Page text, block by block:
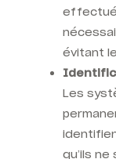
évitant
Les
qu’ils